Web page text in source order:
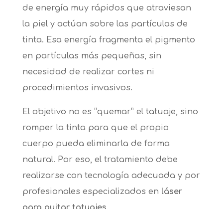
de energía muy rápidos que atraviesan
la piel y actúan sobre las partículas de
tinta. Esa energía fragmenta el pigmento
en partículas más pequeñas, sin
necesidad de realizar cortes ni
procedimientos invasivos.
El objetivo no es “quemar” el tatuaje, sino
romper la tinta para que el propio
cuerpo pueda eliminarla de forma
natural. Por eso, el tratamiento debe
realizarse con tecnología adecuada y por
profesionales especializados en láser